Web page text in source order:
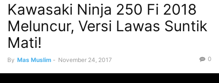
Kawasaki Ninja 250 Fi 2018
Meluncur, Versi Lawas Suntik
Mati!
By Mas Muslim - November 24, 2017 0